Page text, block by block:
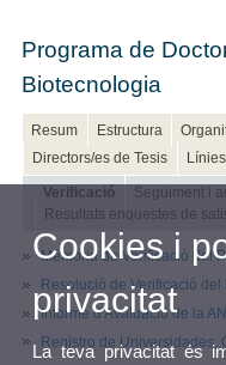
Programa de
Biotecnologia
Resum Estructura
Directors/es de Tesis
Verificació Seguiment i
Resultats enquestes de
Memòria de Verificació del
Resolució de Verificació
Informe d'Avaluació de la
Registro de Universidades,
Cookies i
privacitat
La teva privacitat és